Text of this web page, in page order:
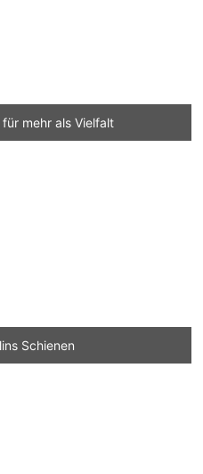
mehr als Vielfalt
Schienen